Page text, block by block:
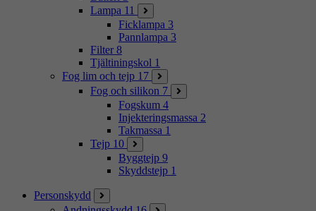
Lampa 11
Ficklampa 3
Pannlampa 3
Filter 8
Tjältiningskol 1
Fog lim och tejp 17
Fog och silikon 7
Fogskum 4
Injekteringsmassa 2
Takmassa 1
Tejp 10
Byggtejp 9
Skyddstejp 1
Personskydd